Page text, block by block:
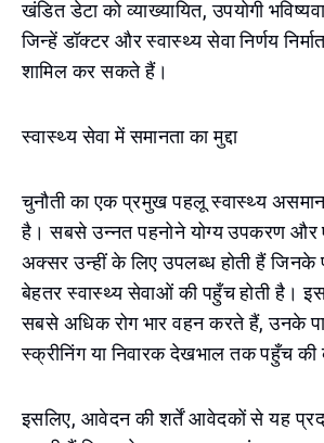
खंडित डेटा को व्याख्यायित, उपयोगी
जिन्हें डॉक्टर और स्वास्थ्य सेवा निर्णय
शामिल कर सकते हैं।
स्वास्थ्य सेवा में समानता का मुद्दा
चुनौती का एक प्रमुख पहलू स्वास्थ्य
है। सबसे उन्नत पहनोने योग्य उपकरण और
अक्सर उन्हीं के लिए उपलब्ध होती हैं जिनके
बेहतर स्वास्थ्य सेवाओं की पहुँच होती है।
सबसे अधिक रोग भार वहन करते हैं, उनके
स्क्रीनिंग या निवारक देखभाल तक पहुँच की
इसलिए, आवेदन की शर्तें आवेदकों से यह